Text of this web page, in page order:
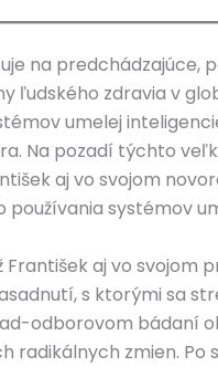
na
ľudského zdravia v
umelej
Na pozadí týchto
aj vo svojom
systémov
aj vo
s ktorými sa
odborovom bádaní
radikálnych zmien.